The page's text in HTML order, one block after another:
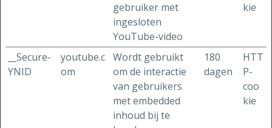
gebruiker met
ingesloten
YouTube-video
kie
__Secure-
YNID
youtube.c
om
Wordt gebruikt
om de interactie
van gebruikers
met embedded
inhoud bij te
180
dagen
HTT
P-
coo
kie